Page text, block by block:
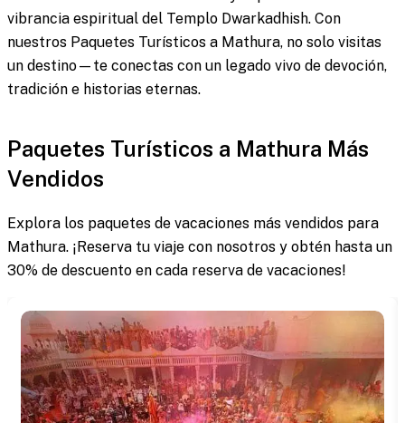
vibrancia espiritual del Templo Dwarkadhish. Con
nuestros Paquetes Turísticos a Mathura, no solo visitas
un destino—te conectas con un legado vivo de devoción,
tradición e historias eternas.
Paquetes Turísticos a Mathura Más
Vendidos
Explora los paquetes de vacaciones más vendidos para
Mathura. ¡Reserva tu viaje con nosotros y obtén hasta un
30% de descuento en cada reserva de vacaciones!